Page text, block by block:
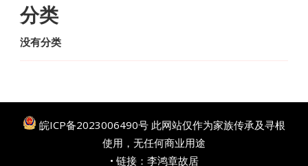
分类
没有分类
皖ICP备2023006490号 此网站仅作为家族传承及寻根
使用，无任何商业用途
• 链接： 李鸿章故居